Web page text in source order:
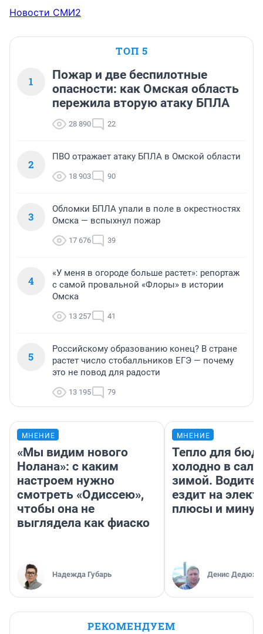
Новости СМИ2
ТОП 5
1
Пожар и две беспилотные
опасности: как Омская область
пережила вторую атаку БПЛА
28 890 22
2
ПВО отражает атаку БПЛА в Омской области
18 903 90
3
Обломки БПЛА упали в поле в окрестностях
Омска — вспыхнул пожар
17 676 39
4
«У меня в огороде больше растет»: репортаж
с самой провальной «Флоры» в истории
Омска
13 257 41
5
Российскому образованию конец? В стране
растет число стобалльников ЕГЭ — почему
это не повод для радости
13 195 79
МНЕНИЕ
«Мы видим нового
Нолана»: с каким
настроем нужно
смотреть «Одиссею»,
чтобы она не
выглядела как фиаско
Надежда Губарь
МНЕНИЕ
Тепло для
холодно в
зимой.
ездит на
плюсы и
Денис
РЕКОМЕНДУЕМ